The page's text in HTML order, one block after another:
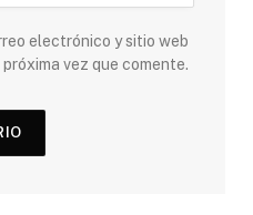
electrónico y sitio web
vez que comente.